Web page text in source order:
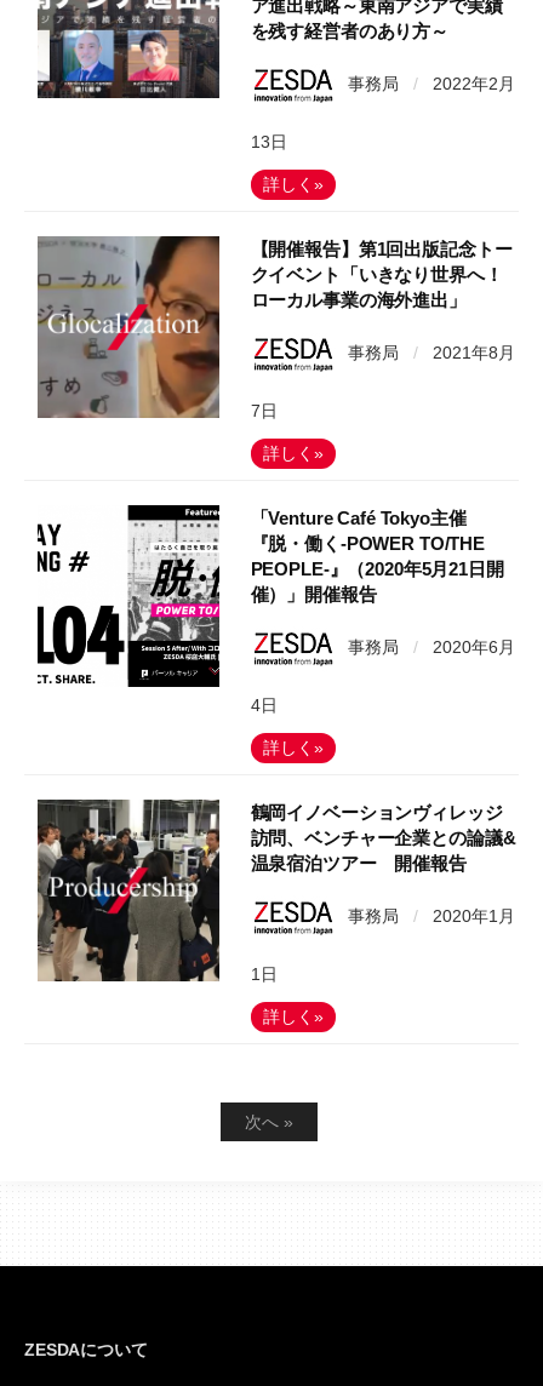
ア進出戦略～東南アジアで実績
を残す経営者のあり方～
事務局 / 2022年2月
13日
詳しく»
【開催報告】第1回出版記念トー
クイベント「いきなり世界へ！
ローカル事業の海外進出」
事務局 / 2021年8月
7日
詳しく»
「Venture Café Tokyo主催
『脱・働く-POWER TO/THE
PEOPLE-』（2020年5月21日開
催）」開催報告
事務局 / 2020年6月
4日
詳しく»
鶴岡イノベーションヴィレッジ
訪問、ベンチャー企業との論議&
温泉宿泊ツアー 開催報告
事務局 / 2020年1月
1日
詳しく»
投
の
ペ
次へ »
ZESDAについて